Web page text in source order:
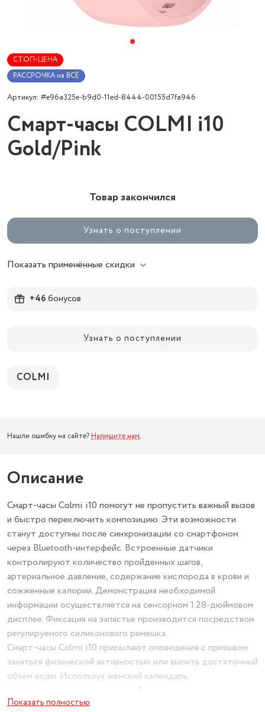
СТОП-ЦЕНА
РАССРОЧКА на ВСЁ
Артикул: #e96a325e-b9d0-11ed-8444-00155d7fa946
Смарт-часы COLMI i10
Gold/Pink
Товар закончился
Узнать о поступлении
Показать применённые скидки
+46бонусов
Узнать о поступлении
COLMI
Нашли ошибку на сайте? Напишите нам.
Описание
Смарт-часы Colmi i10 помогут не пропустить важный вызов
и быстро переключить композицию. Эти возможности
станут доступны после синхронизации со смартфоном
через Bluetooth-интерфейс. Встроенные датчики
контролируют количество пройденных шагов,
артериальное давление, содержание кислорода в крови и
сожженные калории. Демонстрация необходимой
информации осуществляется на сенсорном 1.28-дюймовом
дисплее. Фиксация на запястье производится посредством
регулируемого силиконового ремешка.
Смарт-часы Colmi i10 присылают оповещения с призывом
заняться физической активностью или выпить достаточный
объем воды. Используя женский календарь,
представительницы прекрасной половины внесут пометки
о симптомах и цикле. Не забыл производитель
Показать полностью